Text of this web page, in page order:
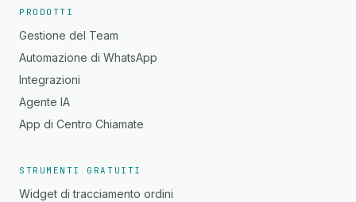
PRODOTTI
Gestione del Team
Automazione di WhatsApp
Integrazioni
Agente IA
App di Centro Chiamate
STRUMENTI GRATUITI
Widget di tracciamento ordini